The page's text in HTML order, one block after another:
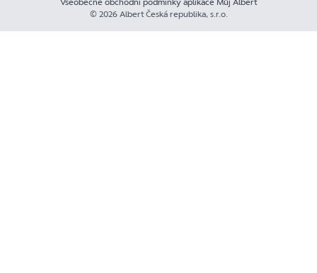
Všeobecné obchodní podmínky aplikace Můj Albert
© 2026 Albert Česká republika, s.r.o.